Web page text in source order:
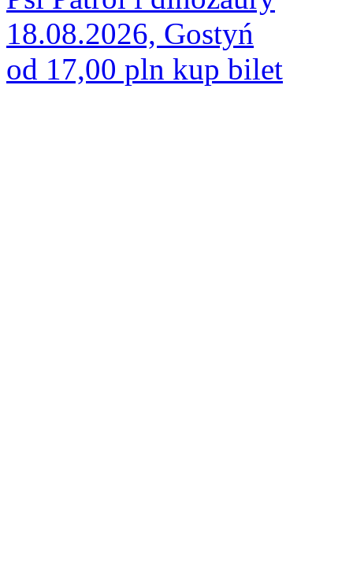
18.08.2026, Gostyń
od 17,00 pln kup bilet